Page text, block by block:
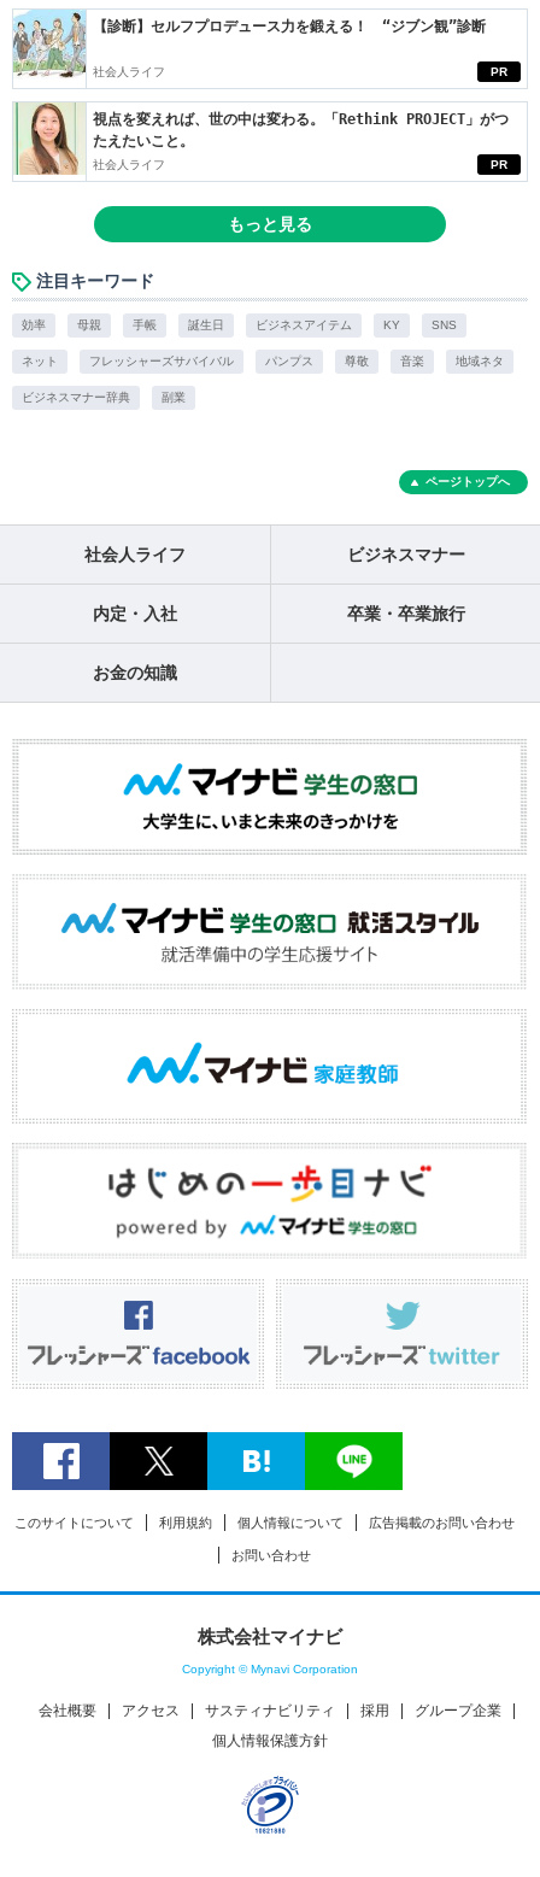
PR
【診断】セルフプロデュース力を鍛える！ “ジブン観”診断
社会人ライフ
PR
視点を変えれば、世の中は変わる。「Rethink PROJECT」がつ
たえたいこと。
社会人ライフ
もっと見る
注目キーワード
効率 母親 手帳 誕生日 ビジネスアイテム KY SNS
ネット フレッシャーズサバイバル パンプス 尊敬 音楽 地域ネタ
ビジネスマナー辞典 副業
ページトップへ
社会人ライフ ビジネスマナー
内定・入社 卒業・卒業旅行
お金の知識
このサイトについて 利用規約 個人情報について 広告掲載のお問い合わせ
お問い合わせ
株式会社マイナビ
Copyright © Mynavi Corporation
会社概要 アクセス サスティナビリティ 採用
グループ企業
個人情報保護方針